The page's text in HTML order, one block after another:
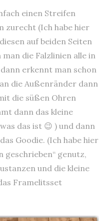
einen Streifen
zurecht (Ich habe hier
auf beiden Seiten
man die Falzlinien alle in
erkennt man schon
die Außenränder dann
die süßen Ohren
dann das kleine
das ist 😉 ) und dann
Goodie. (Ich habe hier
geschrieben“ genutz,
und die kleine
Framelitsset